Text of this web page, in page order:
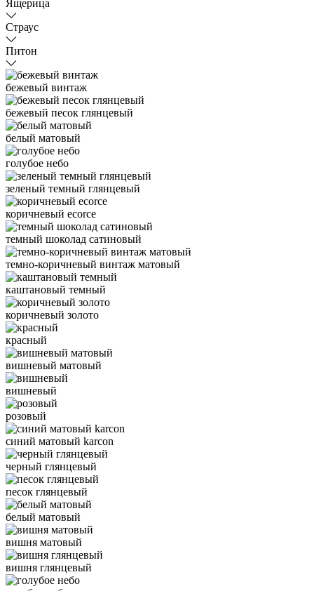
Ящерица
Страус
Питон
бежевый винтаж
бежевый песок глянцевый
белый матовый
голубое небо
зеленый темный глянцевый
коричневый ecorce
темный шоколад сатиновый
темно-коричневый винтаж матовый
каштановый темный
коричневый золото
красный
вишневый матовый
вишневый
розовый
синий матовый karcon
черный глянцевый
песок глянцевый
белый матовый
вишня матовый
вишня глянцевый